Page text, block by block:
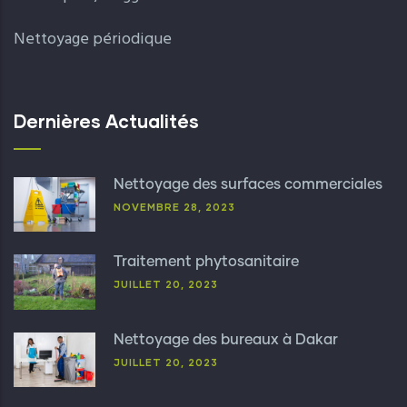
Nettoyage périodique
Dernières Actualités
Nettoyage des surfaces commerciales
NOVEMBRE 28, 2023
Traitement phytosanitaire
JUILLET 20, 2023
Nettoyage des bureaux à Dakar
JUILLET 20, 2023